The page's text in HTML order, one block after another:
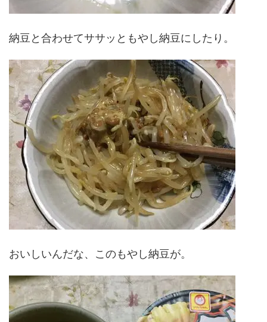
納豆と合わせてササッともやし納豆にしたり。
おいしいんだな、このもやし納豆が。